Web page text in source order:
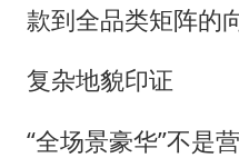
款到全品类矩阵的
复杂地貌印证
“全场景豪华”不是